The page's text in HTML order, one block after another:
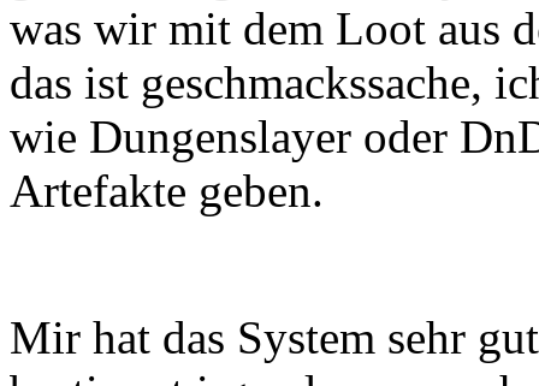
was wir mit dem Loot aus
das ist geschmackssache,
wie Dungenslayer oder
Artefakte geben.
Mir hat das System sehr